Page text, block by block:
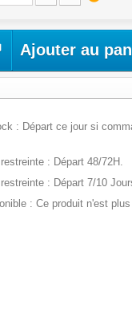
Ajouter au
: Départ ce jour si
: Départ 48/72H.
: Départ 7/10
: Ce produit n'est